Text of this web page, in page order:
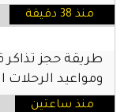
منذ 38 دقيقة
طريقة حجز
ومواعيد الرحلات
منذ ساعتين